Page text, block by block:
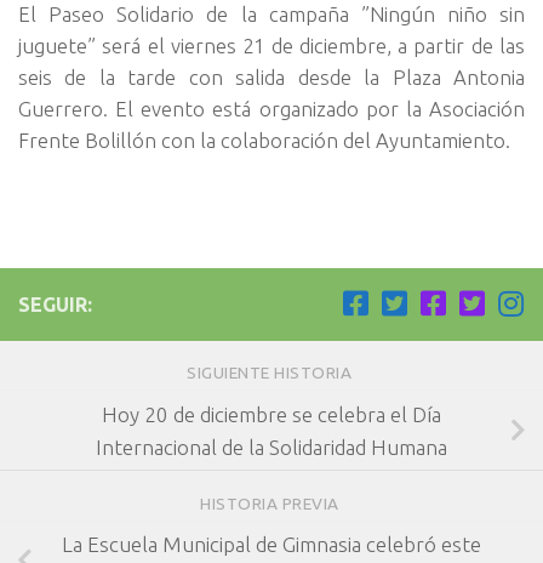
El Paseo Solidario de la campaña ”Ningún niño sin
juguete” será el viernes 21 de diciembre, a partir de las
seis de la tarde con salida desde la Plaza Antonia
Guerrero. El evento está organizado por la Asociación
Frente Bolillón con la colaboración del Ayuntamiento.
SEGUIR:
SIGUIENTE HISTORIA
Hoy 20 de diciembre se celebra el Día
Internacional de la Solidaridad Humana
HISTORIA PREVIA
La Escuela Municipal de Gimnasia celebró este